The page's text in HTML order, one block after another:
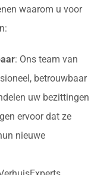
waarom u voor
: Ons team van
betrouwbaar
uw bezittingen
ervoor dat ze
nieuwe